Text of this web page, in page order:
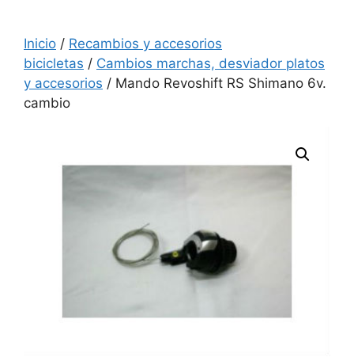
Inicio / Recambios y accesorios
bicicletas / Cambios marchas, desviador platos
y accesorios / Mando Revoshift RS Shimano 6v.
cambio